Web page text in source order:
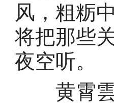
风，粗粝
将把那些
夜空听。
黄霄雲